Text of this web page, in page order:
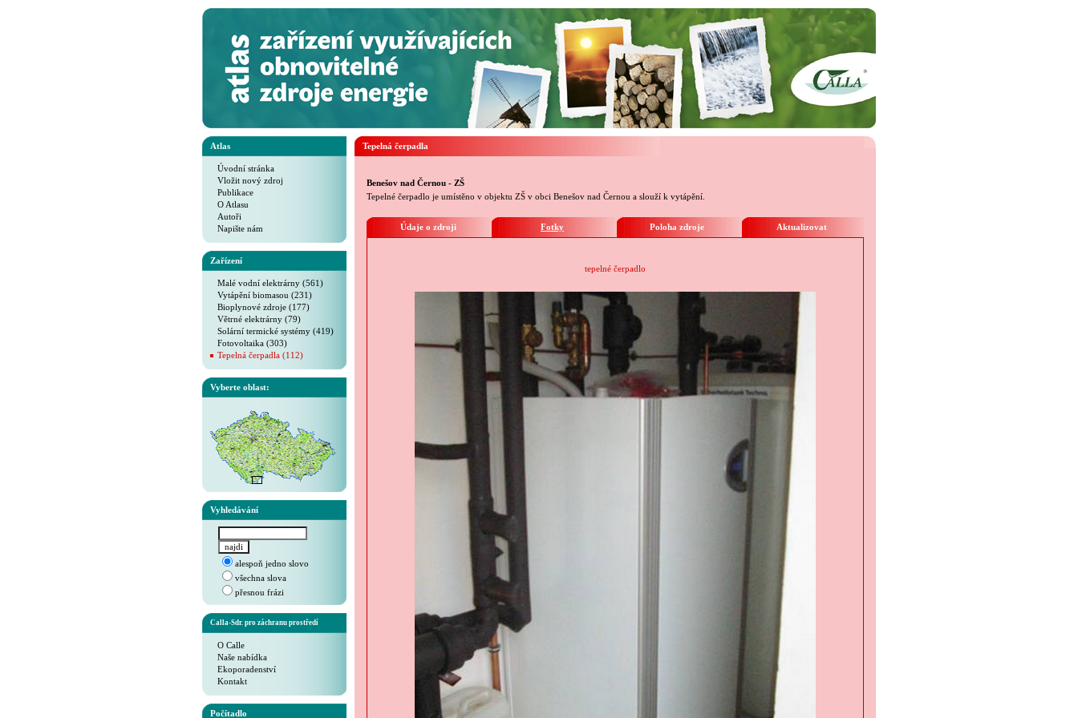
Atlas
Úvodní stránka
Vložit nový zdroj
Publikace
O Atlasu
Autoři
Napište nám
Zařízení
Malé vodní elektrárny (561)
Vytápění biomasou (231)
Bioplynové zdroje (177)
Větrné elektrárny (79)
Solární termické systémy (419)
Fotovoltaika (303)
Tepelná čerpadla (112)
Vyberte oblast:
Vyhledávání
alespoň jedno slovo
všechna slova
přesnou frázi
Calla-Sdr. pro záchranu prostředí
O Calle
Naše nabídka
Ekoporadenství
Kontakt
Počítadlo
Tepelná čerpadla
Benešov nad Černou - ZŠ
Tepelné čerpadlo je umístěno v objektu ZŠ v obci Benešov nad Černou a slouží k vytápění.
Údaje o zdroji Fotky Poloha zdroje Aktualizovat
tepelné čerpadlo